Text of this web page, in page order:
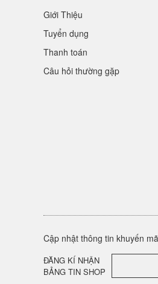
Giới Thiệu
Tuyển dụng
Thanh toán
Câu hỏi thường gặp
Cập nhật thông tin khuyến
ĐĂNG KÍ NHẬN
BẢNG TIN SHOP